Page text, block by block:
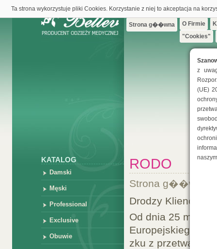
Strona g��wna O Firmie
"Cookies"
KATALOG
Damski
Męski
Professional
Exclusive
Obuwie
RODO
Strona g��wna
Drodzy Klienci,
Od dnia 25 maja
Europejskiego i
zku z
Ta strona wykorzystuje pliki Cookies. Korzystanie z niej to akceptacja na
z
(UE)